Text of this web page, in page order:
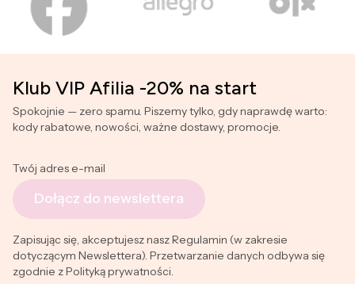
Klub VIP Afilia -20% na start
Spokojnie — zero spamu. Piszemy tylko, gdy naprawdę warto:
kody rabatowe, nowości, ważne dostawy, promocje.
Twój adres e-mail
Dołącz do newslettera
Zapisując się, akceptujesz nasz Regulamin (w zakresie
dotyczącym Newslettera). Przetwarzanie danych odbywa się
zgodnie z Polityką prywatności.